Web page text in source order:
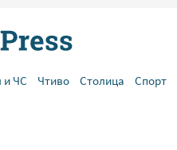
и ЧС Чтиво Столица Спорт